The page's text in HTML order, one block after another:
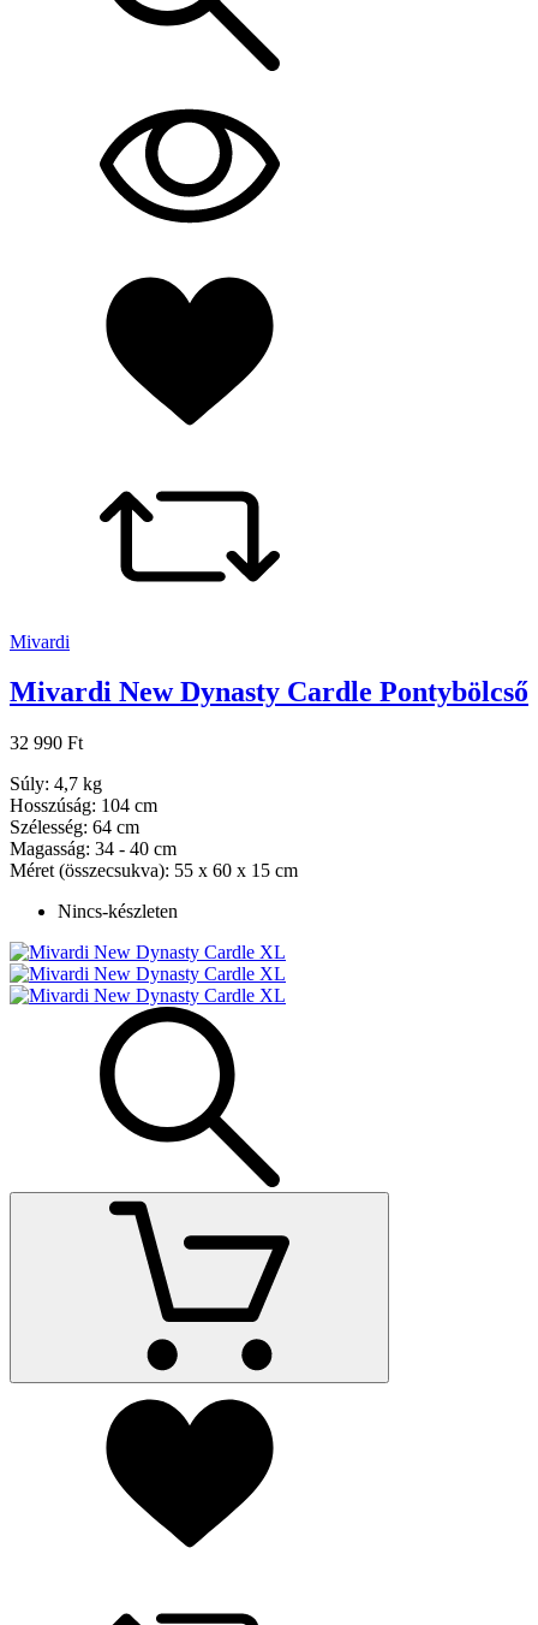
Mivardi
Mivardi New Dynasty Cardle Pontybölcső
32 990 Ft
Súly: 4,7 kg
Hosszúság: 104 cm
Szélesség: 64 cm
Magasság: 34 - 40 cm
Méret (összecsukva): 55 x 60 x 15 cm
Nincs-készleten